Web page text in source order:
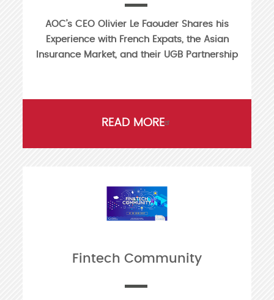
AOC’s CEO Olivier Le Faouder Shares his
Experience with French Expats, the Asian
Insurance Market, and their UGB Partnership
READ MORE
Fintech Community